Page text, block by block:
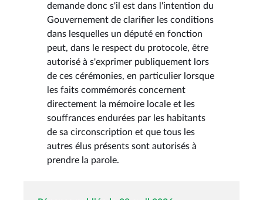
demande donc s'il est dans l'intention du
Gouvernement de clarifier les conditions
dans lesquelles un député en fonction
peut, dans le respect du protocole, être
autorisé à s'exprimer publiquement lors
de ces cérémonies, en particulier lorsque
les faits commémorés concernent
directement la mémoire locale et les
souffrances endurées par les habitants
de sa circonscription et que tous les
autres élus présents sont autorisés à
prendre la parole.